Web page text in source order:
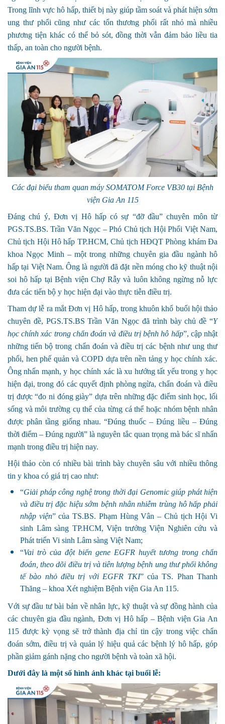
Trong lĩnh vực hô hấp, thiết bị này giúp tầm soát và phát hiện sớm
ung thư phổi cũng như các tổn thương phổi rất nhỏ mà nhiều
phương tiện khác có thể bỏ sót, đồng thời vẫn đảm bảo liều tia
thấp, an toàn cho người bệnh.
Các đại biểu tham quan máy SOMATOM Force VB30 tại Bệnh
viện Gia An 115
Đáng chú ý, Đơn vị Hô hấp có sự “đỡ đầu” chuyên môn từ
PGS.TS.BS. Trần Văn Ngọc – Phó Chủ tịch Hội Phổi Việt Nam,
Chủ tịch Hội Hô hấp TP.HCM, Chủ tịch HĐQT Phòng khám Đa
khoa Ngọc Minh – một trong những chuyên gia đầu ngành hô
hấp tại Việt Nam. Ông là người đã đặt nền móng cho kỹ thuật nội
soi hô hấp tại Bệnh viện Chợ Rẫy và luôn không ngừng nỗ lực
đưa các tiến bộ y học hiện đại vào thực tiễn điều trị.
Tham dự lễ ra mắt Đơn vị Hô hấp, trong khuôn khổ buổi hội thảo
chuyên đề, PGS.TS.BS Trần Văn Ngọc đã trình bày chủ đề “Y
học chính xác trong chẩn đoán và điều trị bệnh hô hấp”, cập nhật
những tiến bộ trong chẩn đoán và điều trị các bệnh như ung thư
phổi, hen phế quản và COPD dựa trên nền tảng y học chính xác.
Ông nhấn mạnh, y học chính xác là xu hướng tất yếu trong y học
hiện đại, trong đó các quyết định phòng ngừa, chẩn đoán và điều
trị được “đo ni đóng giày” dựa trên những đặc điểm sinh học, lối
sống và môi trường cụ thể của từng cá thể hoặc nhóm bệnh nhân
được phân tầng giống nhau. “Đúng thuốc – Đúng liều – Đúng
thời điểm – Đúng người” là nguyên tắc quan trọng mà bác sĩ nhấn
mạnh trong điều trị hiện nay.
Hội thảo còn có nhiều bài trình bày chuyên sâu với nhiều thông
tin y khoa có giá trị cao như:
“Giải pháp công nghệ trong thời đại Genomic giúp phát hiện
và điều trị đặc hiệu sớm bệnh nhân nhiễm trùng hô hấp phải
nhập viện” của TS.BS. Phạm Hùng Vân – Chủ tịch Hội Vi
sinh Lâm sàng TP.HCM, Viện trưởng Viện Nghiên cứu và
Phát triển Vi sinh Lâm sàng Việt Nam;
“Vai trò của đột biến gene EGFR huyết tương trong chẩn
đoán, theo dõi điều trị và tiên lượng bệnh ung thư phổi không
tế bào nhỏ điều trị với EGFR TKI” của TS. Phan Thanh
Thăng – khoa Xét nghiệm Bệnh viện Gia An 115.
Với sự đầu tư bài bản về nhân lực, kỹ thuật và sự đồng hành của
các chuyên gia đầu ngành, Đơn vị Hô hấp – Bệnh viện Gia An
115 được kỳ vọng sẽ trở thành địa chỉ tin cậy trong việc chẩn
đoán sớm, điều trị và quản lý hiệu quả các bệnh lý hô hấp, góp
phần giảm gánh nặng cho người bệnh và toàn xã hội.
Dưới đây là một số hình ảnh khác tại buổi lễ: